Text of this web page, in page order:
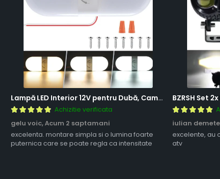
Lampă LED Interior 12V pentru Dubă, Camper și Rulotă - 180LED, 33 cm, 3 Temperaturii de Culoare, Intensitate Reglabilă, Iluminare Compartiment Marfă
Achizitie verificata
gelu voic,Acum 2 saptamani
excelenta. montare simpla si o lumina foarte
puternica care se poate regla ca intensitate
iulian
excelente, au
atv